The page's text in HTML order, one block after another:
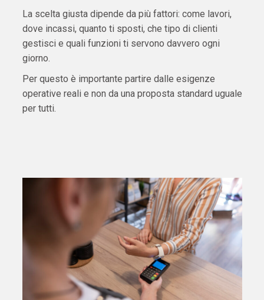
La scelta giusta dipende da più fattori: come lavori,
dove incassi, quanto ti sposti, che tipo di clienti
gestisci e quali funzioni ti servono davvero ogni
giorno.
Per questo è importante partire dalle esigenze
operative reali e non da una proposta standard uguale
per tutti.